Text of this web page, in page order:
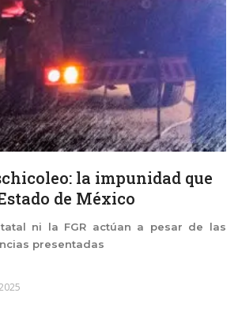
la impunidad que
de México
ni la FGR actúan a pesar de las
presentadas